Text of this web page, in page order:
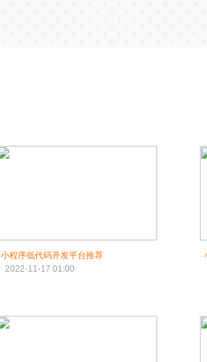
小程序低代码开发平台推荐
2022-11-17 01:00